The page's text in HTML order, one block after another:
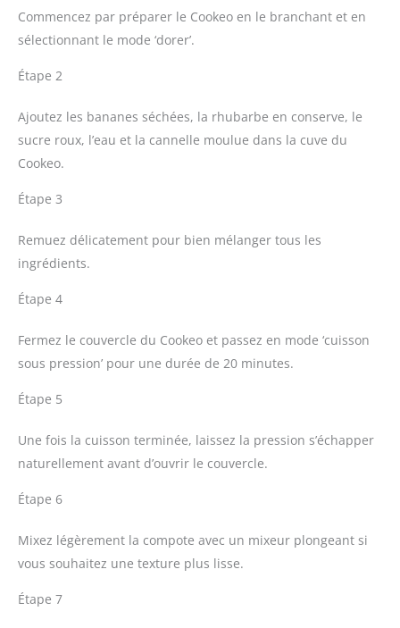
Commencez par préparer le Cookeo en le branchant et en
sélectionnant le mode ‘dorer’.
Étape 2
Ajoutez les bananes séchées, la rhubarbe en conserve, le
sucre roux, l’eau et la cannelle moulue dans la cuve du
Cookeo.
Étape 3
Remuez délicatement pour bien mélanger tous les
ingrédients.
Étape 4
Fermez le couvercle du Cookeo et passez en mode ‘cuisson
sous pression’ pour une durée de 20 minutes.
Étape 5
Une fois la cuisson terminée, laissez la pression s’échapper
naturellement avant d’ouvrir le couvercle.
Étape 6
Mixez légèrement la compote avec un mixeur plongeant si
vous souhaitez une texture plus lisse.
Étape 7